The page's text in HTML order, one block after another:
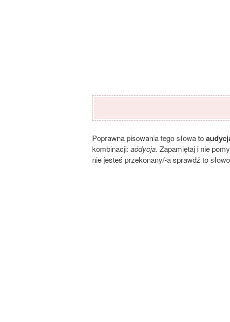
Poprawna pisowania tego słowa to
kombinacji: aódycja. Zapamiętaj i nie
nie jesteś przekonany/-a sprawdź to